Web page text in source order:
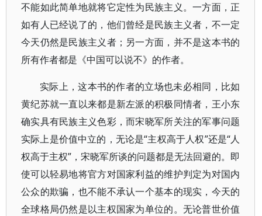
不能如此简单地就将它定性为民族主义。一方面，正
如有人已经说了的，他们曾经是民族主义者，不一定
今天仍然是民族主义者；另一方面，并不是这本书的
所有作者都是《中国可以说不》的作者。
实际上，这本书的作者的立场也未必相同，比如
黄纪苏就一直以来都是新左派的积极同情者，王小东
确实具有民族主义色彩，而宋晓军所关注的军事问题
实际上是价值中立的，无论是“主权高于人权”还是“人
权高于主权”，宋晓军所谈的问题都是无法回避的。即
使可以轻易地将官方对国家利益的维护判定为对国内
公众的欺骗，也不能不承认一个基本的现实，今天的
全球格局仍然是以主权国家为单位的。无论普世价值